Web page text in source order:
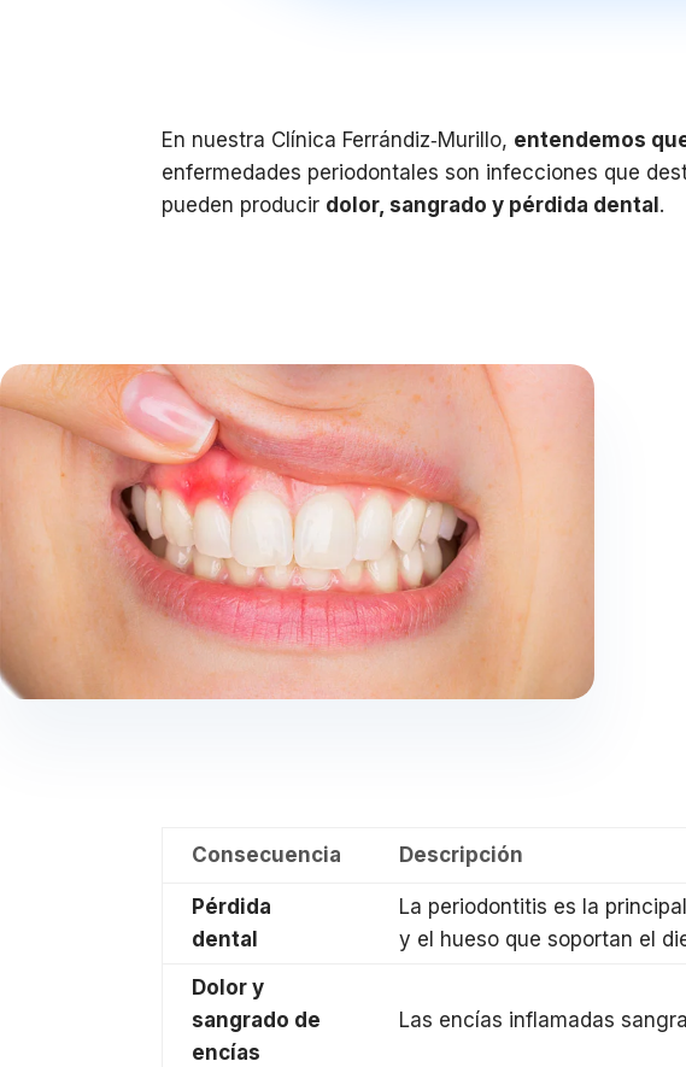
En nuestra Clínica Ferrándiz‑Murillo, entendemos
enfermedades periodontales son infecciones que
pueden producir dolor, sangrado y pérdida dental .
Consecuencia Descripción
Pérdida
dental
La periodontitis es la
y el hueso que soportan el
Dolor y
sangrado de
encías
Las encías inflamadas